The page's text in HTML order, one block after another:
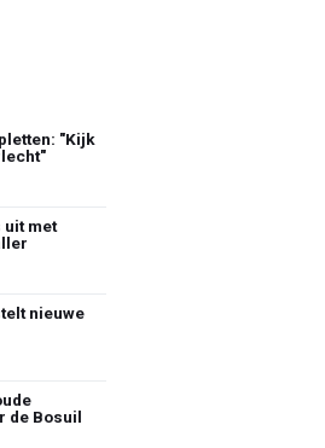
"Kijk
uit met
nieuwe
de Bosuil